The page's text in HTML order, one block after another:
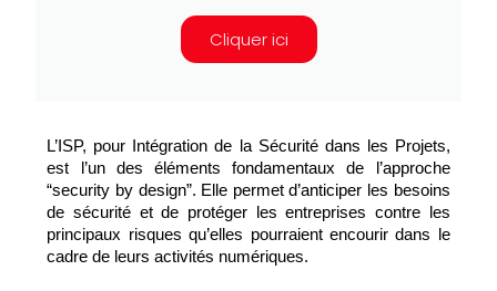
Cliquer ici
L’ISP, pour Intégration de la Sécurité dans les Projets,
est l’un des éléments fondamentaux de l’approche
“security by design”. Elle permet d’anticiper les besoins
de sécurité et de protéger les entreprises contre les
principaux risques qu’elles pourraient encourir dans le
cadre de leurs activités numériques.